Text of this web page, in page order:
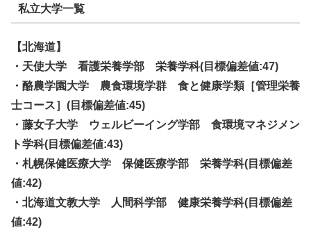
私立大学一覧
【北海道】
・天使大学 看護栄養学部 栄養学科(目標偏差値:47)
・酪農学園大学 農食環境学群 食と健康学類［管理栄養
士コース］(目標偏差値:45)
・藤女子大学 ウェルビーイング学部 食環境マネジメン
ト学科(目標偏差値:43)
・札幌保健医療大学 保健医療学部 栄養学科(目標偏差
値:42)
・北海道文教大学 人間科学部 健康栄養学科(目標偏差
値:42)